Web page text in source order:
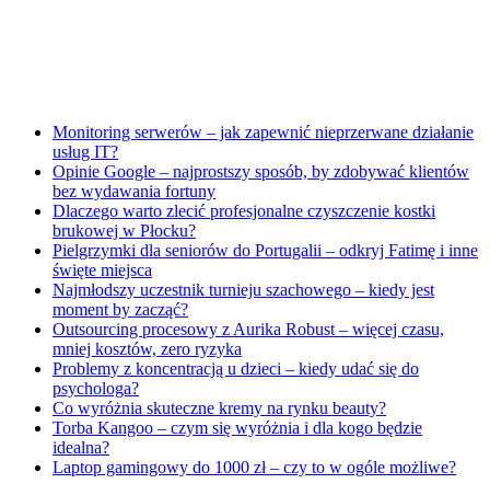
Monitoring serwerów – jak zapewnić nieprzerwane działanie
usług IT?
Opinie Google – najprostszy sposób, by zdobywać klientów
bez wydawania fortuny
Dlaczego warto zlecić profesjonalne czyszczenie kostki
brukowej w Płocku?
Pielgrzymki dla seniorów do Portugalii – odkryj Fatimę i inne
święte miejsca
Najmłodszy uczestnik turnieju szachowego – kiedy jest
moment by zacząć?
Outsourcing procesowy z Aurika Robust – więcej czasu,
mniej kosztów, zero ryzyka
Problemy z koncentracją u dzieci – kiedy udać się do
psychologa?
Co wyróżnia skuteczne kremy na rynku beauty?
Torba Kangoo – czym się wyróżnia i dla kogo będzie
idealna?
Laptop gamingowy do 1000 zł – czy to w ogóle możliwe?